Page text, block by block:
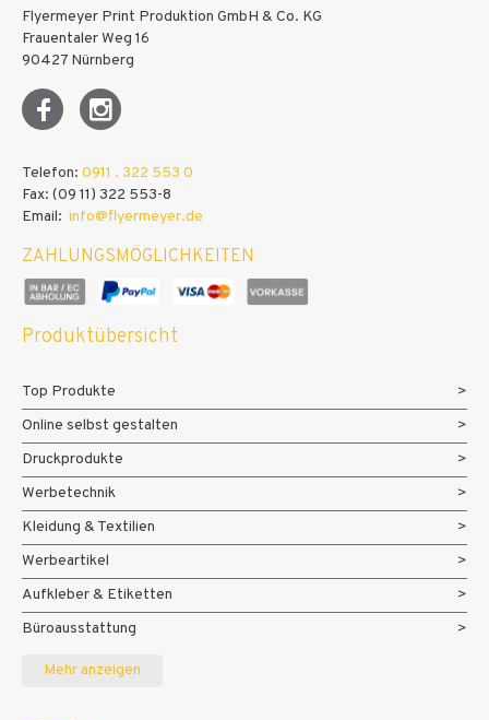
Flyermeyer Print Produktion GmbH & Co. KG
Frauentaler Weg 16
90427 Nürnberg
Telefon: 0911 . 322 553 0
Fax: (09 11) 322 553-8
Email: info@flyermeyer.de
ZAHLUNGSMÖGLICHKEITEN
Produktübersicht
Top Produkte
Online selbst gestalten
Druckprodukte
Werbetechnik
Kleidung & Textilien
Werbeartikel
Aufkleber & Etiketten
Büroausstattung
Messe- und Eventmaterialien
Mehr anzeigen